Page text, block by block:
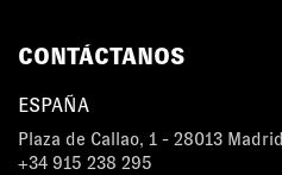
CONTÁCTANOS
ESPAÑA
Plaza de Callao, 1 - 28013 Madrid
+34 915 238 295